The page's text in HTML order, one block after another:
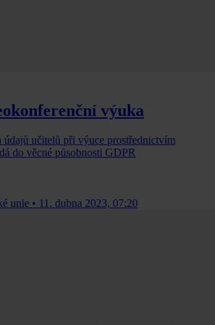
výuka
údajů učitelů při výuce prostřednictvím
do věcné působnosti GDPR
unie • 11. dubna 2023, 07:20